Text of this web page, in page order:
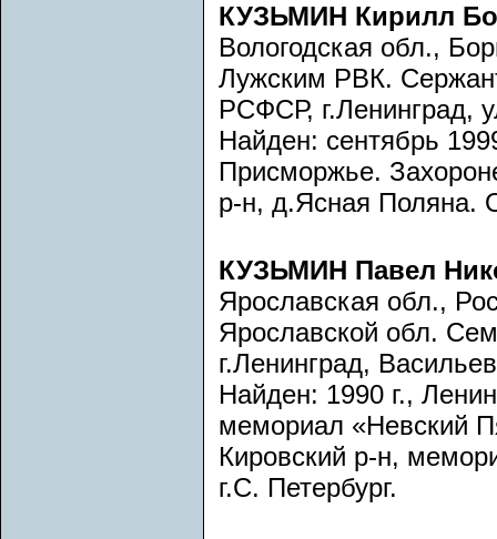
КУЗЬМИН Кирилл
Вологодская обл.,
Лужским РВК.
РСФСР, г.Ленинград,
Найден: сентябрь
Присморжье.
р-н, д.Ясная Поляна.
КУЗЬМИН Павел
Ярославская обл.,
Ярославской обл.
г.Ленинград,
Найден: 1990 г.,
мемориал «Невский
Кировский р-н,
г.С. Петербург.